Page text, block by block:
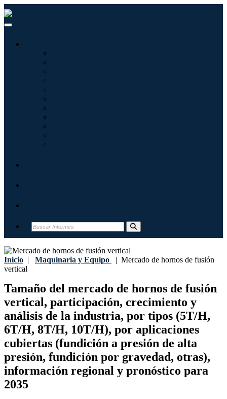
Inicio | Maquinaria y Equipo | Mercado de hornos de fusión
vertical
Tamaño del mercado de hornos de fusión
vertical, participación, crecimiento y
análisis de la industria, por tipos (5T/H,
6T/H, 8T/H, 10T/H), por aplicaciones
cubiertas (fundición a presión de alta
presión, fundición por gravedad, otras),
información regional y pronóstico para
2035